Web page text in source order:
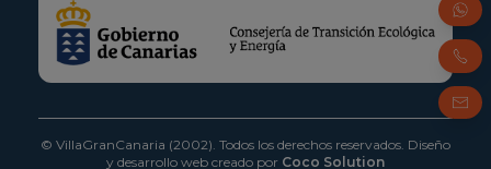
© VillaGranCanaria (2002). Todos los derechos reservados. Diseño
y desarrollo web creado por Coco Solution